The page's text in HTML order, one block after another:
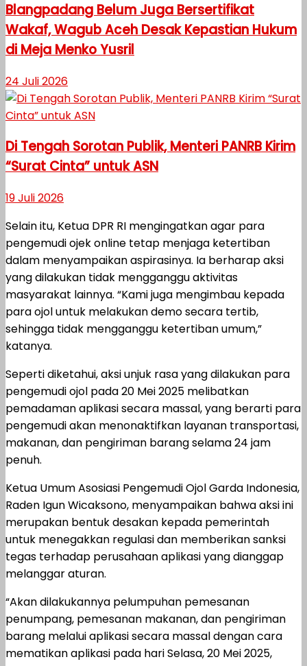
Blangpadang Belum Juga Bersertifikat
Wakaf, Wagub Aceh Desak Kepastian Hukum
di Meja Menko Yusril
24 Juli 2026
Di Tengah Sorotan Publik, Menteri PANRB Kirim
“Surat Cinta” untuk ASN
19 Juli 2026
Selain itu, Ketua DPR RI mengingatkan agar para
pengemudi ojek online tetap menjaga ketertiban
dalam menyampaikan aspirasinya. Ia berharap aksi
yang dilakukan tidak mengganggu aktivitas
masyarakat lainnya. “Kami juga mengimbau kepada
para ojol untuk melakukan demo secara tertib,
sehingga tidak mengganggu ketertiban umum,”
katanya.
Seperti diketahui, aksi unjuk rasa yang dilakukan para
pengemudi ojol pada 20 Mei 2025 melibatkan
pemadaman aplikasi secara massal, yang berarti para
pengemudi akan menonaktifkan layanan transportasi,
makanan, dan pengiriman barang selama 24 jam
penuh.
Ketua Umum Asosiasi Pengemudi Ojol Garda Indonesia,
Raden Igun Wicaksono, menyampaikan bahwa aksi ini
merupakan bentuk desakan kepada pemerintah
untuk menegakkan regulasi dan memberikan sanksi
tegas terhadap perusahaan aplikasi yang dianggap
melanggar aturan.
“Akan dilakukannya pelumpuhan pemesanan
penumpang, pemesanan makanan, dan pengiriman
barang melalui aplikasi secara massal dengan cara
mematikan aplikasi pada hari Selasa, 20 Mei 2025,